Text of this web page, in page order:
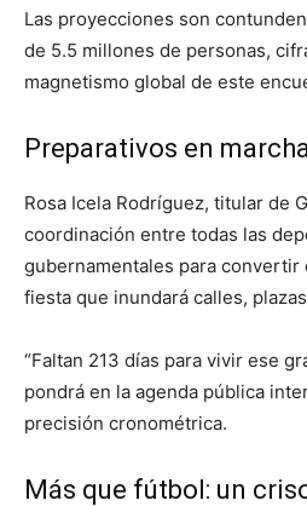
Las proyecciones son
de 5.5 millones de personas,
magnetismo global de este
Preparativos en
Rosa Icela Rodríguez, titular de
coordinación entre todas las
gubernamentales para convertir
fiesta que inundará calles,
“Faltan 213 días para vivir ese
pondrá en la agenda pública
precisión cronométrica.
Más que fútbol: un